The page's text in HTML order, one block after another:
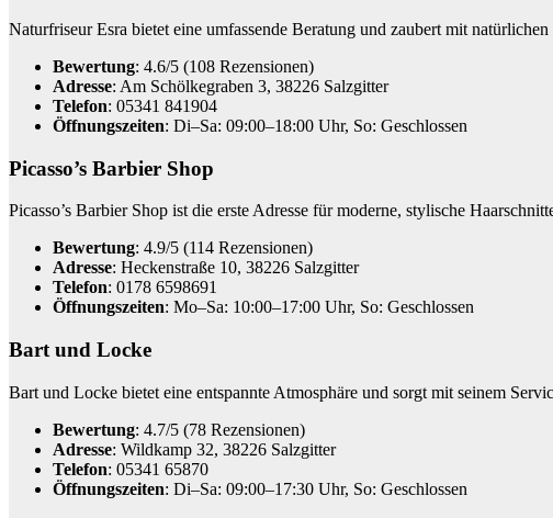
Naturfriseur Esra bietet eine umfassende Beratung und zaubert mit
Bewertung: 4.6/5 (108 Rezensionen)
Adresse: Am Schölkegraben 3, 38226 Salzgitter
Telefon: 05341 841904
Öffnungszeiten: Di–Sa: 09:00–18:00 Uhr, So: Geschlossen
Picasso’s Barbier Shop
Picasso’s Barbier Shop ist die erste Adresse für moderne, stylische
Bewertung: 4.9/5 (114 Rezensionen)
Adresse: Heckenstraße 10, 38226 Salzgitter
Telefon: 0178 6598691
Öffnungszeiten: Mo–Sa: 10:00–17:00 Uhr, So: Geschlossen
Bart und Locke
Bart und Locke bietet eine entspannte Atmosphäre und sorgt mit seinem
Bewertung: 4.7/5 (78 Rezensionen)
Adresse: Wildkamp 32, 38226 Salzgitter
Telefon: 05341 65870
Öffnungszeiten: Di–Sa: 09:00–17:30 Uhr, So: Geschlossen